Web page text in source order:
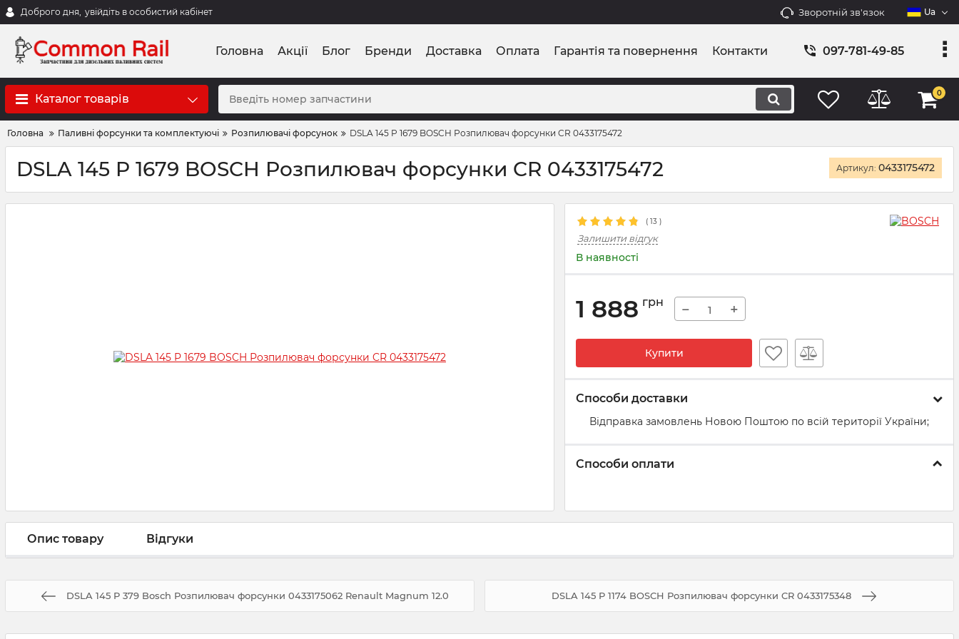
Доброго дня, увійдіть в особистий кабінет Зворотній зв'язок Ua
Головна Акції Блог Бренди Доставка Оплата Гарантія та повернення Контакти 097-781-49-85
Каталог товарів 0
Головна Паливні форсунки та комплектуючі Розпилювачі форсунок DSLA 145 P 1679 BOSCH Розпилювач форсунки CR 0433175472
DSLA 145 P 1679 BOSCH Розпилювач форсунки CR 0433175472 Артикул: 0433175472
( 13 )
Залишити відгук
В наявності
1 888 грн − +
Купити
Способи доставки
Відправка замовлень Новою Поштою по всій території України;
Способи оплати
Опис товару Відгуки
DSLA 145 P 379 Bosсh Розпилювач форсунки 0433175062 Renault Magnum 12.0 DSLA 145 P 1174 BOSCH Розпилювач форсунки CR 0433175348